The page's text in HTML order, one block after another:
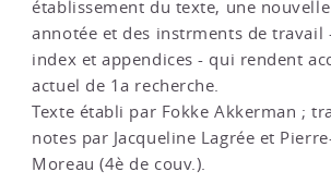
établissement du texte, une
annotée et des instrments de travail
index et appendices - qui rendent
actuel de 1a recherche.
Texte établi par Fokke Akkerman ;
notes par Jacqueline Lagrée et
Moreau (4è de couv.).